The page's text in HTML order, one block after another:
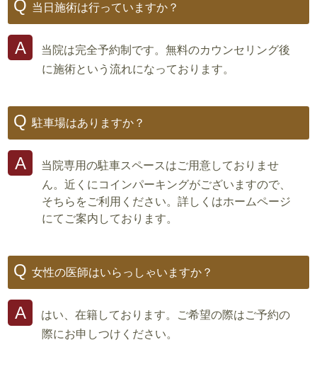
当日施術は行っていますか？
当院は完全予約制です。無料のカウンセリング後
に施術という流れになっております。
駐車場はありますか？
当院専用の駐車スペースはご用意しておりませ
ん。近くにコインパーキングがございますので、
そちらをご利用ください。詳しくはホームページ
にてご案内しております。
女性の医師はいらっしゃいますか？
はい、在籍しております。ご希望の際はご予約の
際にお申しつけください。